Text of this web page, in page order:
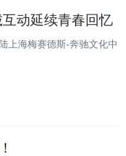
动延续青春回忆
上海梅赛德斯-奔驰文化中